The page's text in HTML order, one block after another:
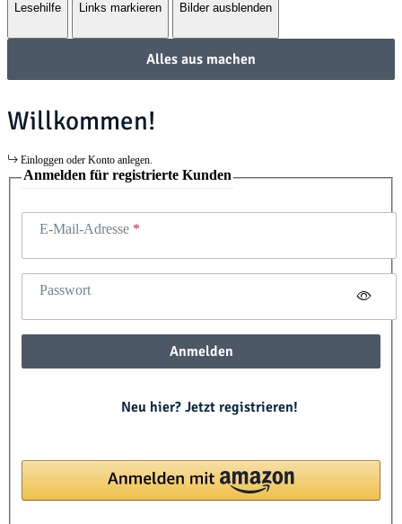
Lesehilfe Links markieren Bilder ausblenden
Alles aus machen
Willkommen!
Einloggen oder Konto anlegen.
Anmelden für registrierte Kunden
E-Mail-Adresse
Passwort
Anmelden
Neu hier? Jetzt registrieren!